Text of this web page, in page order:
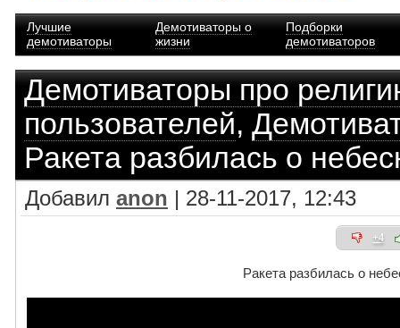
Лучшие
демотиваторы
Демотиваторы о
жизни
Подборки
демотиваторов
Демотиваторы про
пользователей,
Ракета разбилась о
Добавил anon | 28-11-2017, 12:43
+4
Ракета разбилась о